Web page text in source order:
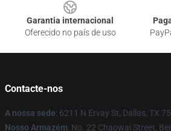
Garantia internacional
Oferecido no país de uso
Contacte-nos
A nossa sede: 6211 N Ervay St, Dallas, TX
Nosso Armazém: No. 22 Chaowai Street,